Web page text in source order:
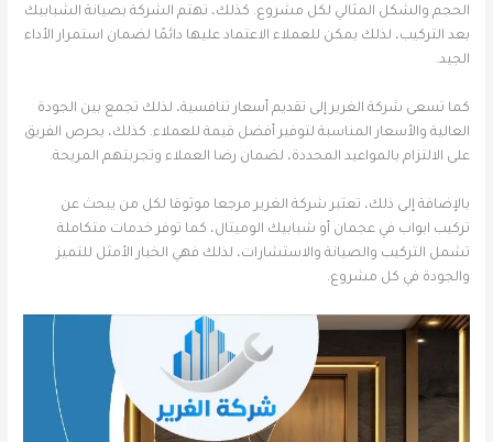
الحجم والشكل المثالي لكل مشروع. كذلك، تهتم الشركة بصيانة الشبابيك
بعد التركيب، لذلك يمكن للعملاء الاعتماد عليها دائمًا لضمان استمرار الأداء
الجيد.
كما تسعى شركة الغرير إلى تقديم أسعار تنافسية، لذلك تجمع بين الجودة
العالية والأسعار المناسبة لتوفير أفضل قيمة للعملاء. كذلك، يحرص الفريق
على الالتزام بالمواعيد المحددة، لضمان رضا العملاء وتجربتهم المريحة.
بالإضافة إلى ذلك، تعتبر شركة الغرير مرجعا موثوقا لكل من يبحث عن
تركيب ابواب في عجمان أو شبابيك الوميتال، كما توفر خدمات متكاملة
تشمل التركيب والصيانة والاستشارات، لذلك فهي الخيار الأمثل للتميز
والجودة في كل مشروع.